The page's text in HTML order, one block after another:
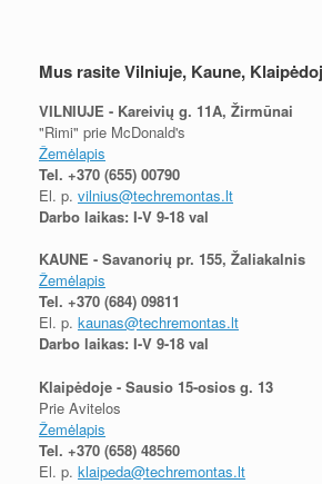
Mus rasite Vilniuje, Kaune,
VILNIUJE - Kareivių g. 11A, Žirmūnai
"Rimi" prie McDonald's
Žemėlapis
Tel. +370 (655) 00790
El. p. vilnius@techremontas.lt
Darbo laikas: I-V 9-18 val
KAUNE - Savanorių pr. 155, Žaliakalnis
Žemėlapis
Tel. +370 (684) 09811
El. p. kaunas@techremontas.lt
Darbo laikas: I-V 9-18 val
Klaipėdoje - Sausio 15-osios g. 13
Prie Avitelos
Žemėlapis
Tel. +370 (658) 48560
El. p. klaipeda@techremontas.lt